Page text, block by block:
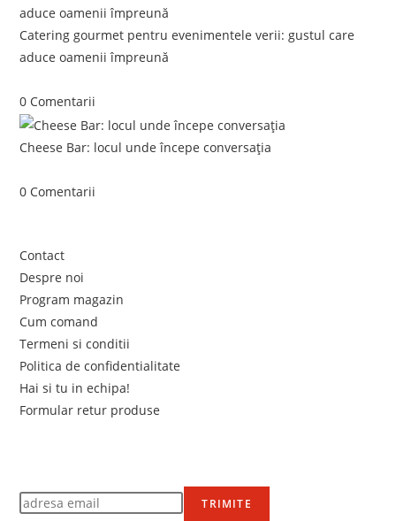
Catering gourmet pentru evenimentele verii: gustul care
aduce oamenii împreună
0 Comentarii
Cheese Bar: locul unde începe conversația
0 Comentarii
Contact
Despre noi
Program magazin
Cum comand
Termeni si conditii
Politica de confidentialitate
Hai si tu in echipa!
Formular retur produse
TRIMITE